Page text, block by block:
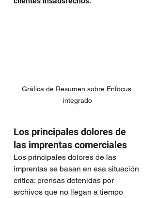
Gráfica de Resumen sobre Enfocus
integrado
Los principales dolores de
las imprentas comerciales
Los principales dolores de las
imprentas se basan en esa situación
crítica: prensas detenidas por
archivos que no llegan a tiempo